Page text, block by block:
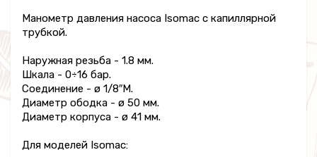
Манометр давления насоса Isomac с капиллярной
трубкой.
Наружная резьба - 1.8 мм.
Шкала - 0÷16 бар.
Соединение - ø 1/8″M.
Диаметр ободка - ø 50 мм.
Диаметр корпуса - ø 41 мм.
Для моделей Isomac: